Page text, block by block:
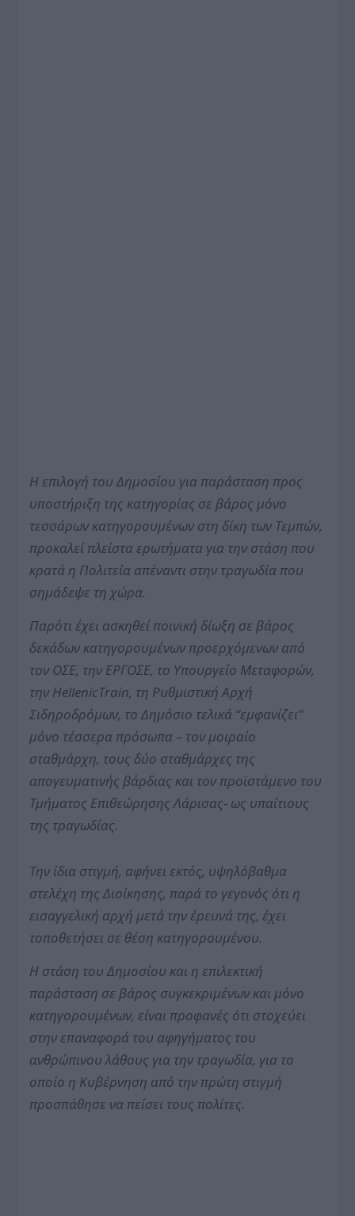
Η επιλογή του Δημοσίου για παράσταση προς
υποστήριξη της κατηγορίας σε βάρος μόνο
τεσσάρων κατηγορουμένων στη δίκη των Τεμπών,
προκαλεί πλείστα ερωτήματα για την στάση που
κρατά η Πολιτεία απέναντι στην τραγωδία που
σημάδεψε τη χώρα.
Παρότι έχει ασκηθεί ποινική δίωξη σε βάρος
δεκάδων κατηγορουμένων προερχόμενων από
τον ΟΣΕ, την ΕΡΓΟΣΕ, το Υπουργείο Μεταφορών,
την HellenicTrain, τη Ρυθμιστική Αρχή
Σιδηροδρόμων, το Δημόσιο τελικά “εμφανίζει”
μόνο τέσσερα πρόσωπα – τον μοιραίο
σταθμάρχη, τους δύο σταθμάρχες της
απογευματινής βάρδιας και τον προϊστάμενο του
Τμήματος Επιθεώρησης Λάρισας- ως υπαίτιους
της τραγωδίας.
Την ίδια στιγμή, αφήνει εκτός, υψηλόβαθμα
στελέχη της Διοίκησης, παρά το γεγονός ότι η
εισαγγελική αρχή μετά την έρευνά της, έχει
τοποθετήσει σε θέση κατηγορουμένου.
Η στάση του Δημοσίου και η επιλεκτική
παράσταση σε βάρος συγκεκριμένων και μόνο
κατηγορουμένων, είναι προφανές ότι στοχεύει
στην επαναφορά του αφηγήματος του
ανθρώπινου λάθους για την τραγωδία, για το
οποίο η Κυβέρνηση από την πρώτη στιγμή
προσπάθησε να πείσει τους πολίτες.